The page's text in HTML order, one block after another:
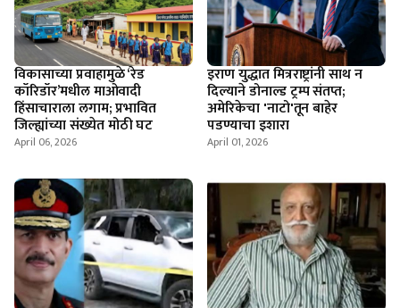
विकासाच्या प्रवाहामुळे ‘रेड
कॉरिडॉर’मधील माओवादी
हिंसाचाराला लगाम; प्रभावित
जिल्ह्यांच्या संख्येत मोठी घट
April 06, 2026
इराण युद्धात मित्रराष्ट्रांनी साथ न
दिल्याने डोनाल्ड ट्रम्प संतप्त;
अमेरिकेचा 'नाटो'तून बाहेर
पडण्याचा इशारा
April 01, 2026